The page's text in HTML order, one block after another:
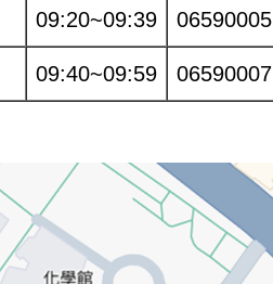
09:20~09:39 06590005
09:40~09:59 06590007